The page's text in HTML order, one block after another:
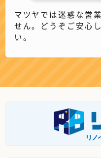
マツヤでは迷惑な営
せん。どうぞご安心
い。